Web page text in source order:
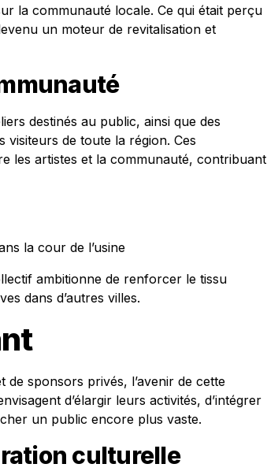
la communauté locale. Ce qui était perçu
un moteur de revitalisation et
destinés au public, ainsi que des
visiteurs de toute la région. Ces
les artistes et la communauté, contribuant
la cour de l’usine
ambitionne de renforcer le tissu
dans d’autres villes.
de sponsors privés, l’avenir de cette
d’élargir leurs activités, d’intégrer
un public encore plus vaste.
culturelle